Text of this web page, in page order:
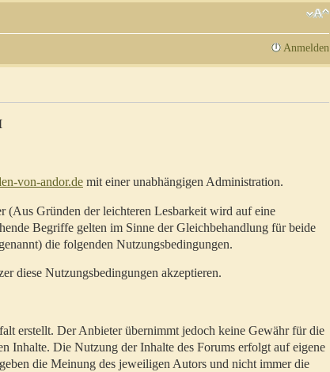
Anmelden
von-andor.de mit einer unabhängigen Administration.
(Aus Gründen der leichteren Lesbarkeit wird auf eine
Begriffe gelten im Sinne der Gleichbehandlung für beide
die folgenden Nutzungsbedingungen.
diese Nutzungsbedingungen akzeptieren.
erstellt. Der Anbieter übernimmt jedoch keine Gewähr für die
Inhalte. Die Nutzung der Inhalte des Forums erfolgt auf eigene
die Meinung des jeweiligen Autors und nicht immer die